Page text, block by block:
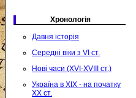
Хронологія
Давня історія
Середні віки з VI ст.
Нові часи (XVI-XVIII ст.)
Україна в XIX - на початку
XX ст.